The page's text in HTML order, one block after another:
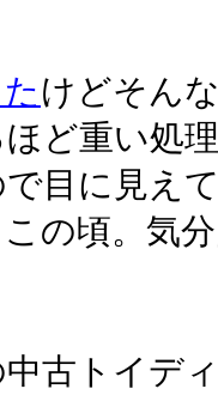
けどそん
ど重い処
目に見え
の頃。気
古トイデ